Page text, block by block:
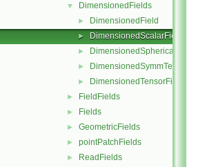
▼ DimensionedFields
► DimensionedField
► DimensionedScalarField
► DimensionedSphericalTensorField
► DimensionedSymmTensorField
► DimensionedTensorField
► FieldFields
► Fields
► GeometricFields
► pointPatchFields
► ReadFields